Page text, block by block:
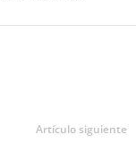
Artículo siguiente